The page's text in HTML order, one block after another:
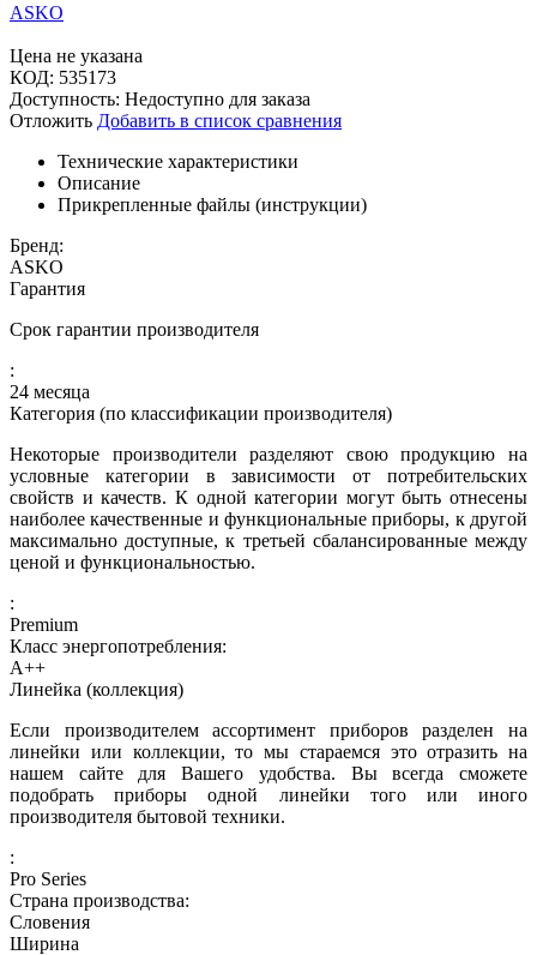
ASKO
Цена не указана
КОД: 535173
Доступность: Недоступно для заказа
Отложить Добавить в список сравнения
Технические характеристики
Описание
Прикрепленные файлы (инструкции)
Бренд:
ASKO
Гарантия
Срок гарантии производителя
:
24 месяца
Категория (по классификации производителя)
Некоторые производители разделяют свою продукцию на
условные категории в зависимости от потребительских
свойств и качеств. К одной категории могут быть отнесены
наиболее качественные и функциональные приборы, к другой
максимально доступные, к третьей сбалансированные между
ценой и функциональностью.
:
Premium
Класс энергопотребления:
A++
Линейка (коллекция)
Если производителем ассортимент приборов разделен на
линейки или коллекции, то мы стараемся это отразить на
нашем сайте для Вашего удобства. Вы всегда сможете
подобрать приборы одной линейки того или иного
производителя бытовой техники.
:
Pro Series
Страна производства:
Словения
Ширина